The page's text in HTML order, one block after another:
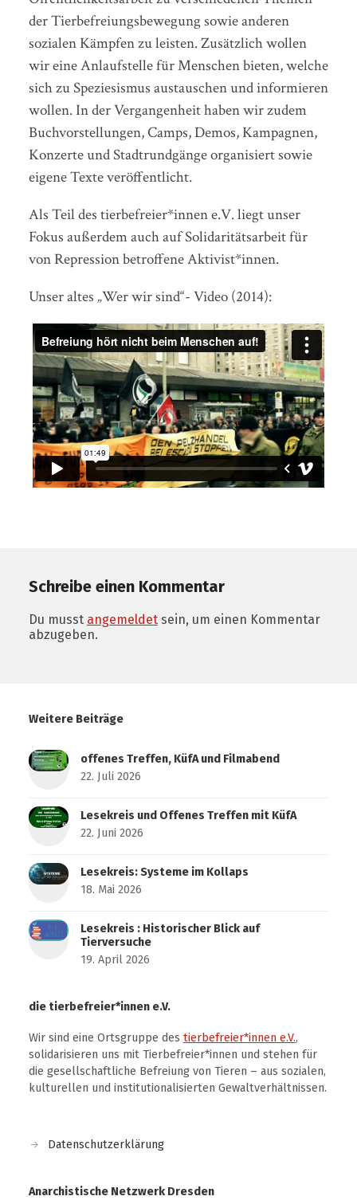
der Tierbefreiungsbewegung sowie anderen
sozialen Kämpfen zu leisten. Zusätzlich wollen
wir eine Anlaufstelle für Menschen bieten, welche
sich zu Speziesismus austauschen und informieren
wollen. In der Vergangenheit haben wir zudem
Buchvorstellungen, Camps, Demos, Kampagnen,
Konzerte und Stadtrundgänge organisiert sowie
eigene Texte veröffentlicht.
Als Teil des tierbefreier*innen e.V. liegt unser
Fokus außerdem auch auf Solidaritätsarbeit für
von Repression betroffene Aktivist*innen.
Unser altes „Wer wir sind“- Video (2014):
Schreibe einen Kommentar
Du musst angemeldetsein, um einen Kommentar
abzugeben.
Weitere Beiträge
offenes Treffen, KüfA und Filmabend
22. Juli 2026
Lesekreis und Offenes Treffen mit KüfA
22. Juni 2026
Lesekreis: Systeme im Kollaps
18. Mai 2026
Lesekreis : Historischer Blick auf
Tierversuche
19. April 2026
die tierbefreier*innen e.V.
Wir sind eine Ortsgruppe des tierbefreier*innen e.V.,
solidarisieren uns mit Tierbefreier*innen und stehen für
die gesellschaftliche Befreiung von Tieren – aus sozialen,
kulturellen und institutionalisierten Gewaltverhältnissen.
Datenschutzerklärung
Anarchistische Netzwerk Dresden